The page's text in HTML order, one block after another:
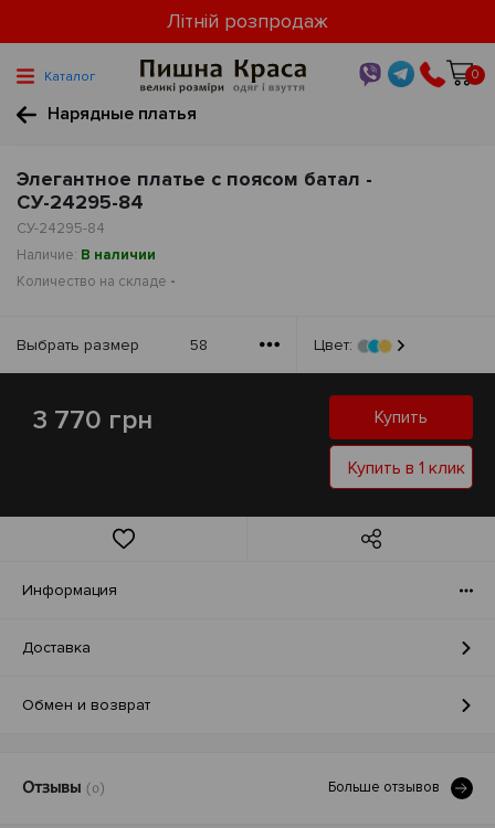
Літній розпродаж
Каталог 0
Нарядные платья
Элегантное платье с поясом батал -
СУ-24295-84
СУ-24295-84
Наличие: В наличии
Количество на складе -
Выбрать размер 58 Цвет:
3 770 грн Купить
Купить в 1 клик
Информация
Доставка
Обмен и возврат
Отзывы (0) Больше отзывов